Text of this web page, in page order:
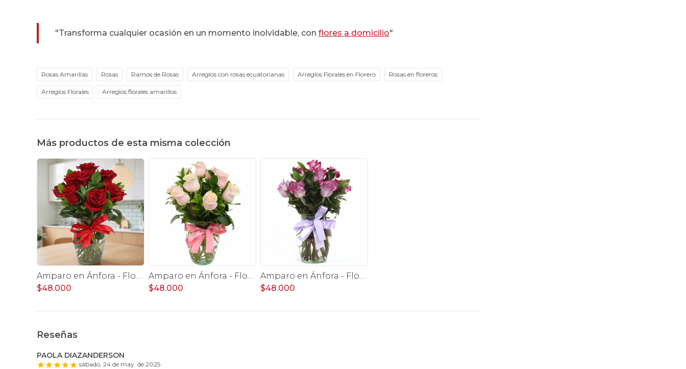
"Transforma cualquier ocasión en un momento inolvidable, con flores a domicilio"
Rosas Amarillas Rosas Ramos de Rosas Arreglos con rosas ecuatorianas Arreglos Florales en Florero Rosas en floreros
Arreglos Florales Arreglos florales amarillos
Más productos de esta misma colección
Amparo en Ánfora - Florero 12 rosas ecuatorianas rojo
$48.000
Amparo en Ánfora - Florero 12 rosas ecuatorianas rosado
$48.000
Amparo en Ánfora - Florero 12 rosas ecuatorianas lila
$48.000
Reseñas
PAOLA DIAZANDERSON
sábado, 24 de may. de 2025